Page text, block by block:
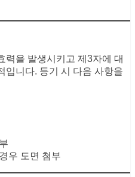
력을 발생시키고 제3자에 대
입니다. 등기 시 다음 사항을
우 도면 첨부